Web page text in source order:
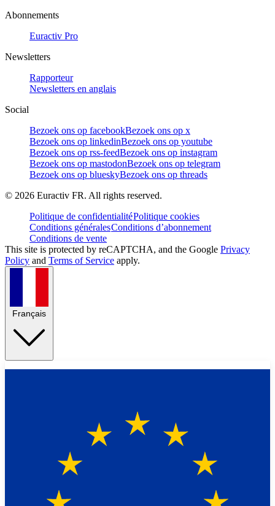
Abonnements
Euractiv Pro
Newsletters
Rapporteur
Newsletters en anglais
Social
Bezoek ons op facebookBezoek ons op x
Bezoek ons op linkedinBezoek ons op youtube
Bezoek ons op rss-feedBezoek ons op instagram
Bezoek ons op mastodonBezoek ons op telegram
Bezoek ons op blueskyBezoek ons op threads
© 2026 Euractiv FR. All rights reserved.
Politique de confidentialitéPolitique cookies
Conditions généralesConditions d’abonnement
Conditions de vente
This site is protected by reCAPTCHA, and the Google Privacy
Policy and Terms of Service apply.
Français